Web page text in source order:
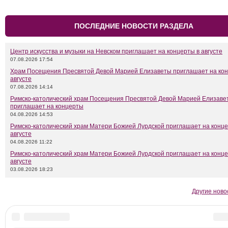
ПОСЛЕДНИЕ НОВОСТИ РАЗДЕЛА
Центр искусства и музыки на Невском приглашает на концерты в августе
07.08.2026 17:54
Храм Посещения Пресвятой Девой Марией Елизаветы приглашает на
августе
07.08.2026 14:14
Римско-католический храм Посещения Пресвятой Девой Марией
приглашает на концерты
04.08.2026 14:53
Римско-католический храм Матери Божией Лурдской приглашает на
августе
04.08.2026 11:22
Римско-католический храм Матери Божией Лурдской приглашает на
августе
03.08.2026 18:23
Другие